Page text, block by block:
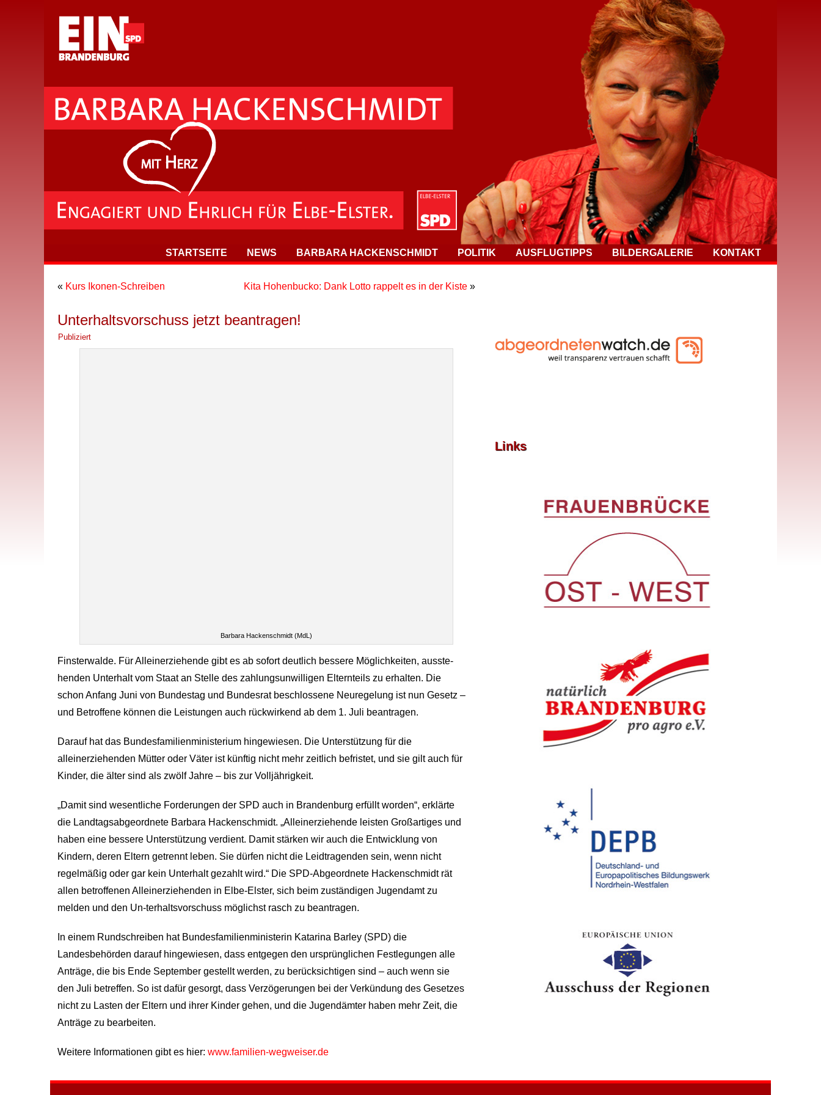
STARTSEITE NEWS BARBARA HACKENSCHMIDT POLITIK AUSFLUGTIPPS BILDERGALERIE KONTAKT
« Kurs Ikonen-Schreiben Kita Hohenbucko: Dank Lotto rappelt es in der Kiste »
Unterhaltsvorschuss jetzt beantragen!
Publiziert
Barbara Hackenschmidt (MdL)
Finsterwalde. Für Alleinerziehende gibt es ab sofort deutlich bessere Möglichkeiten, ausste-
henden Unterhalt vom Staat an Stelle des zahlungsunwilligen Elternteils zu erhalten. Die
schon Anfang Juni von Bundestag und Bundesrat beschlossene Neuregelung ist nun Gesetz –
und Betroffene können die Leistungen auch rückwirkend ab dem 1. Juli beantragen.
Darauf hat das Bundesfamilienministerium hingewiesen. Die Unterstützung für die
alleinerziehenden Mütter oder Väter ist künftig nicht mehr zeitlich befristet, und sie gilt auch für
Kinder, die älter sind als zwölf Jahre – bis zur Volljährigkeit.
„Damit sind wesentliche Forderungen der SPD auch in Brandenburg erfüllt worden“, erklärte
die Landtagsabgeordnete Barbara Hackenschmidt. „Alleinerziehende leisten Großartiges und
haben eine bessere Unterstützung verdient. Damit stärken wir auch die Entwicklung von
Kindern, deren Eltern getrennt leben. Sie dürfen nicht die Leidtragenden sein, wenn nicht
regelmäßig oder gar kein Unterhalt gezahlt wird.“ Die SPD-Abgeordnete Hackenschmidt rät
allen betroffenen Alleinerziehenden in Elbe-Elster, sich beim zuständigen Jugendamt zu
melden und den Un-terhaltsvorschuss möglichst rasch zu beantragen.
In einem Rundschreiben hat Bundesfamilienministerin Katarina Barley (SPD) die
Landesbehörden darauf hingewiesen, dass entgegen den ursprünglichen Festlegungen alle
Anträge, die bis Ende September gestellt werden, zu berücksichtigen sind – auch wenn sie
den Juli betreffen. So ist dafür gesorgt, dass Verzögerungen bei der Verkündung des Gesetzes
nicht zu Lasten der Eltern und ihrer Kinder gehen, und die Jugendämter haben mehr Zeit, die
Anträge zu bearbeiten.
Weitere Informationen gibt es hier: www.familien-wegweiser.de
Links